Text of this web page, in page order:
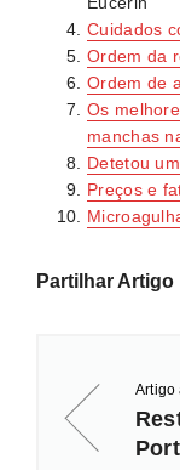
Cuidados
Ordem da
Ordem de
Os
manchas
Detetou
Preços e
Partilhar Artigo
Artigo